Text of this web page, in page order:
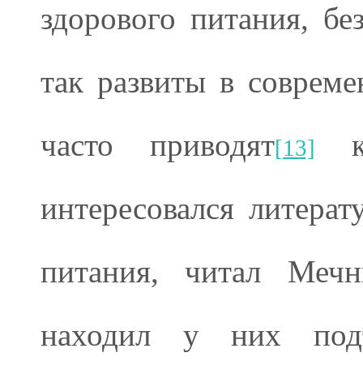
здорового питания,
так развиты в
часто приводят[13]
к
интересовался
питания, читал
находил у них